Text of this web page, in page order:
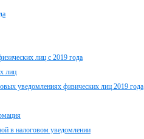
лиц с 2019 года
лиц
уведомлениях физических лиц 2019 года
в налоговом уведомлении